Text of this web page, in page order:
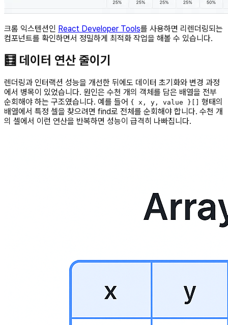
크롬 익스텐션인 React Developer Tools를 사용하면 리렌더링되는
컴포넌트를 확인하면서 정밀하게 최적화 작업을 해볼 수 있습니다.
🧮 데이터 연산 줄이기
렌더링과 인터랙션 성능을 개선한 뒤에도 데이터 초기화와 변경 과정
에서 병목이 있었습니다. 원인은 수천 개의 객체를 담은 배열을 전부
순회해야 하는 구조였습니다. 예를 들어 { x, y, value }[]
형태의
배열에서 특정 셀을 찾으려면 find로 전체를 순회해야 합니다. 수천 개
의 셀에서 이런 연산을 반복하면 성능이 급격히 나빠집니다.